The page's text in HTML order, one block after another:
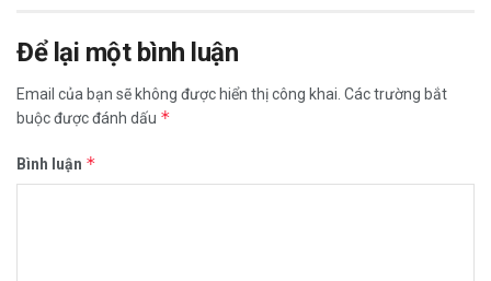
Để lại một bình luận
Email của bạn sẽ không được hiển thị công khai. Các trường bắt
buộc được đánh dấu *
Bình luận *